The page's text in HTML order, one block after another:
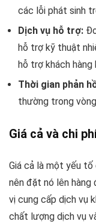
các lỗi phát sinh
Dịch vụ hỗ trợ:
hỗ trợ kỹ thuật
hỗ trợ khách hàng
Thời gian phản
thường trong
Giá cả và chi
Giá cả là một yếu
nên đặt nó lên hàng
vị cung cấp dịch vụ
chất lượng dịch vụ